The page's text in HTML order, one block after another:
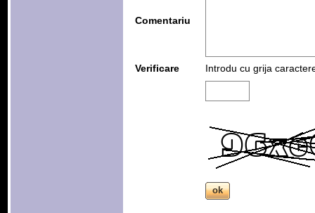
Comentariu
Verificare Introdu cu grija